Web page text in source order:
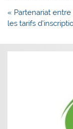
Navigation
de
« Partenariat
les tarifs